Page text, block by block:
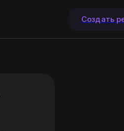
Создать